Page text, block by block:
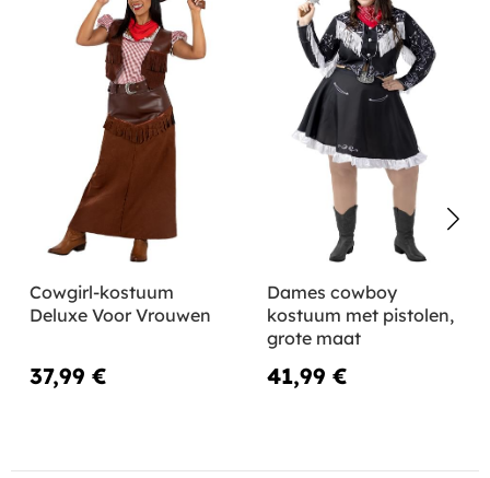
Cowgirl-kostuum
Deluxe Voor Vrouwen
37,99 €
Dames cowboy
kostuum met pistolen,
grote maat
41,99 €